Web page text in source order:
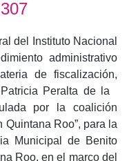
del Instituto Nacional
administrativo
de fiscalización,
Peralta de la
por la coalición
Quintana Roo”, para la
Municipal de Benito
Roo, en el marco del